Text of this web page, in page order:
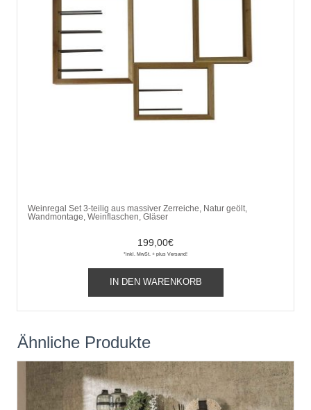
Weinregal Set 3-teilig aus massiver Zerreiche, Natur geölt,
Wandmontage, Weinflaschen, Gläser
199,00€
*inkl. MwSt. + plus Versand!
IN DEN WARENKORB
Ähnliche Produkte